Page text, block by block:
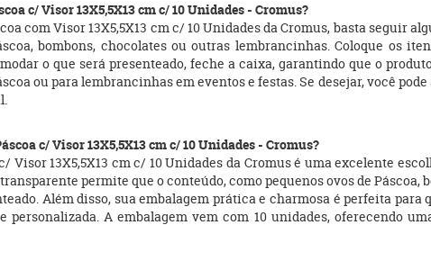
c/ Visor 13X5,5X13 cm c/ 10 Unidades - Cromus?
com Visor 13X5,5X13 cm c/ 10 Unidades da Cromus, basta seguir
bombons, chocolates ou outras lembrancinhas. Coloque os
o que será presenteado, feche a caixa, garantindo que o
ou para lembrancinhas em eventos e festas. Se desejar, você
c/ Visor 13X5,5X13 cm c/ 10 Unidades - Cromus?
Visor 13X5,5X13 cm c/ 10 Unidades da Cromus é uma excelente
permite que o conteúdo, como pequenos ovos de
Além disso, sua embalagem prática e charmosa é perfeita
personalizada. A embalagem vem com 10 unidades, oferecendo